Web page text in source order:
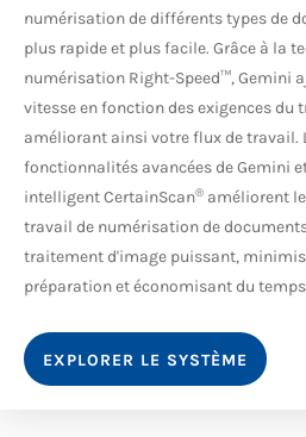
numérisation de différents types de
plus rapide et plus facile. Grâce à la
numérisation Right-Speed™, Gemini
vitesse en fonction des exigences du
améliorant ainsi votre flux de travail.
fonctionnalités avancées de Gemini
intelligent CertainScan® améliorent
travail de numérisation de
traitement d'image puissant,
préparation et économisant du
EXPLORER LE SYSTÈME